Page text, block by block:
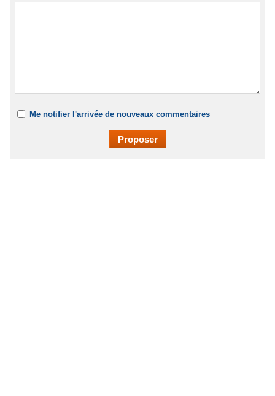
Me notifier l'arrivée de nouveaux commentaires